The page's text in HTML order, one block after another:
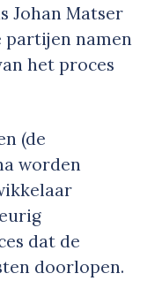
Johan Matser
partijen namen
het proces
(de
worden
dat de
doorlopen.